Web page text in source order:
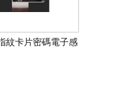
紋卡片密碼電子感